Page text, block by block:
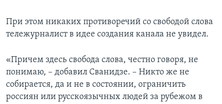
При этом никаких противоречий со свободой слова
тележурналист в идее создания канала не увидел.
«Причем здесь свобода слова, честно говоря, не
понимаю, – добавил Сванидзе. – Никто же не
собирается, да и не в состоянии, ограничить
россиян или русскоязычных людей за рубежом в